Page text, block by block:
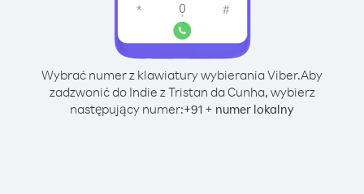
Wybrać numer z klawiatury wybierania Viber.Aby
zadzwonić do Indie z Tristan da Cunha, wybierz
następujący numer:+91 + numer lokalny